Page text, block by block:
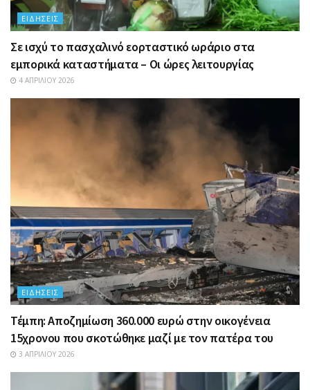
ΕΙΔΉΣΕΙΣ
Σε ισχύ το πασχαλινό εορταστικό ωράριο στα
εμπορικά καταστήματα – Οι ώρες λειτουργίας
4 ΑΠΡΙΛΊΟΥ 2026
ΕΙΔΉΣΕΙΣ
Τέμπη: Αποζημίωση 360.000 ευρώ στην οικογένεια
15χρονου που σκοτώθηκε μαζί με τον πατέρα του
3 ΑΠΡΙΛΊΟΥ 2026